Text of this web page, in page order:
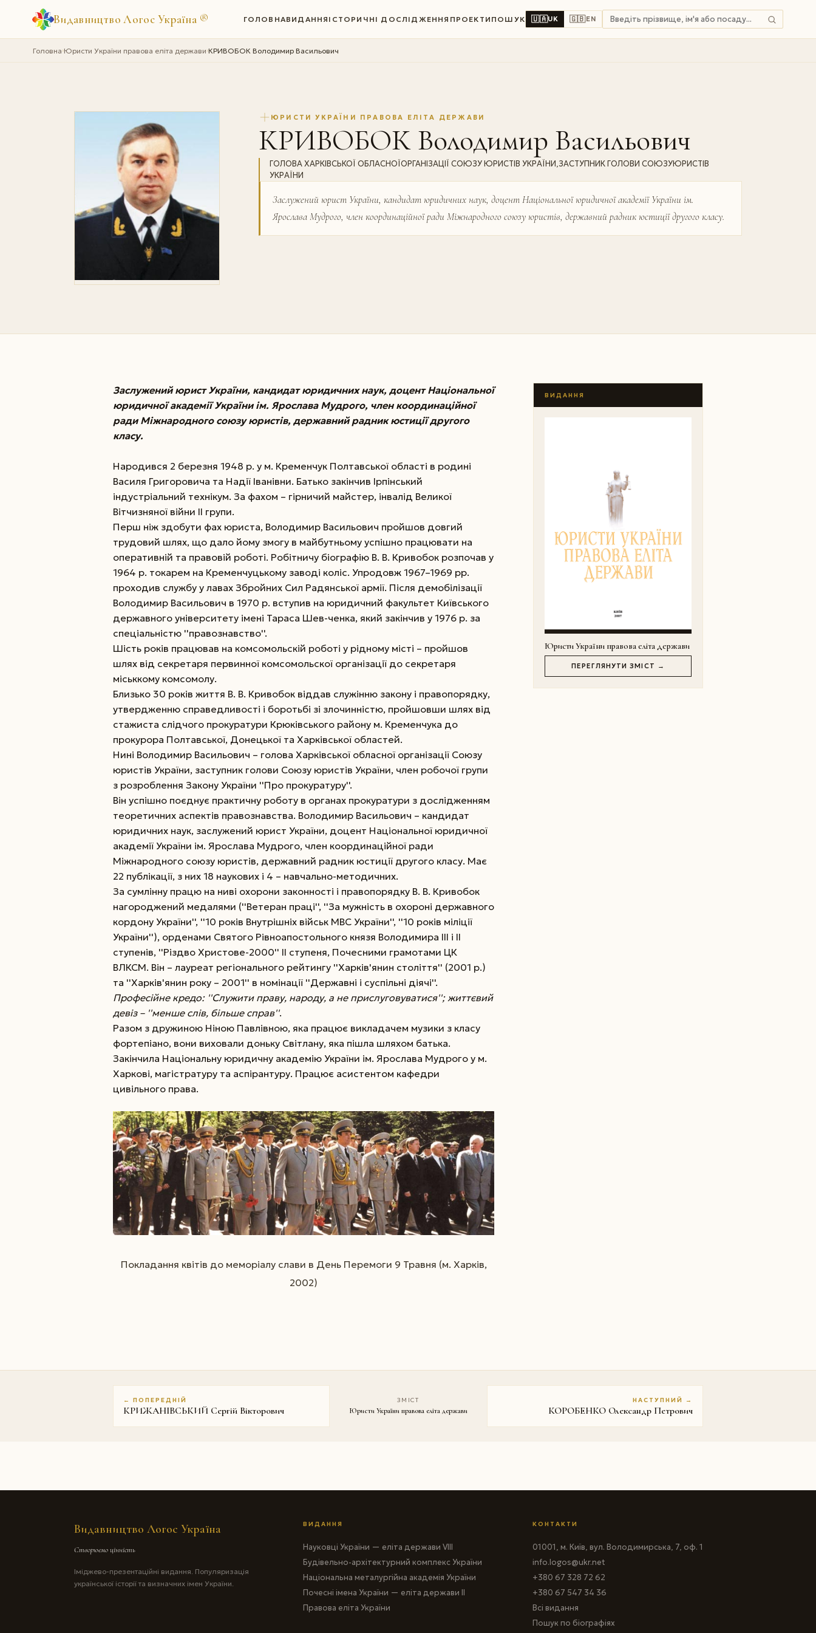
Видавництво Логос Україна ® ГОЛОВНАВИДАННЯ ІСТОРИЧНІ ДОСЛІДЖЕННЯ ПРОЕКТИ ПОШУК 🇺🇦UK 🇬🇧EN
Головна›Юристи України правова еліта держави›КРИВОБОК Володимир Васильович
ЮРИСТИ УКРАЇНИ ПРАВОВА ЕЛІТА ДЕРЖАВИ
КРИВОБОК Володимир Васильович
ГОЛОВА ХАРКІВСЬКОЇ ОБЛАСНОЇОРГАНІЗАЦІЇ СОЮЗУ ЮРИСТІВ УКРАЇНИ,ЗАСТУПНИК ГОЛОВИ СОЮЗУЮРИСТІВ
УКРАЇНИ
Заслужений юрист України, кандидат юридичних наук, доцент Національної юридичної академії України ім.
Ярослава Мудрого, член координаційної ради Міжнародного союзу юристів, державний радник юстиції другого класу.
Заслужений юрист України, кандидат юридичних наук, доцент Національної
юридичної академії України ім. Ярослава Мудрого, член координаційної
ради Міжнародного союзу юристів, державний радник юстиції другого
класу.
Народився 2 березня 1948 р. у м. Кременчук Полтавської області в родині
Василя Григоровича та Надії Іванівни. Батько закінчив Ірпінський
індустріальний технікум. За фахом – гірничий майстер, інвалід Великої
Вітчизняної війни II групи.
Перш ніж здобути фах юриста, Володимир Васильович пройшов довгий
трудовий шлях, що дало йому змогу в майбутньому успішно працювати на
оперативній та правовій роботі. Робітничу біографію В. В. Кривобок розпочав у
1964 р. токарем на Кременчуцькому заводі коліс. Упродовж 1967–1969 рр.
проходив службу у лавах Збройних Сил Радянської армії. Після демобілізації
Володимир Васильович в 1970 р. вступив на юридичний факультет Київського
державного університету імені Тараса Шев-ченка, який закінчив у 1976 р. за
спеціальністю ''правознавство''.
Шість років працював на комсомольскій роботі у рідному місті – пройшов
шлях від секретаря первинної комсомольскої організації до секретаря
міськкому комсомолу.
Близько 30 років життя В. В. Кривобок віддав служінню закону і правопорядку,
утвердженню справедливості і боротьбі зі злочинністю, пройшовши шлях від
стажиста слідчого прокуратури Крюківського району м. Кременчука до
прокурора Полтавської, Донецької та Харківської областей.
Нині Володимир Васильович – голова Харківської обласної організації Союзу
юристів України, заступник голови Союзу юристів України, член робочої групи
з розроблення Закону України ''Про прокуратуру''.
Він успішно поєднує практичну роботу в органах прокуратури з дослідженням
теоретичних аспектів правознавства. Володимир Васильович – кандидат
юридичних наук, заслужений юрист України, доцент Національної юридичної
академії України ім. Ярослава Мудрого, член координаційної ради
Міжнародного союзу юристів, державний радник юстиції другого класу. Має
22 публікації, з них 18 наукових і 4 – навчально-методичних.
За сумлінну працю на ниві охорони законності і правопорядку В. В. Кривобок
нагороджений медалями (''Ветеран праці'', ''За мужність в охороні державного
кордону України'', ''10 років Внутрішніх військ МВС України'', ''10 років міліції
України''), орденами Святого Рівноапостольного князя Володимира III і II
ступенів, ''Різдво Христове-2000'' II ступеня, Почесними грамотами ЦК
ВЛКСМ. Він – лауреат регіонального рейтингу ''Харків'янин століття'' (2001 р.)
та ''Харків'янин року – 2001'' в номінації ''Державні і суспільні діячі''.
Професійне кредо: ''Служити праву, народу, а не прислуговуватися''; життєвий
девіз – ''менше слів, більше справ''.
Разом з дружиною Ніною Павлівною, яка працює викладачем музики з класу
фортепіано, вони виховали доньку Світлану, яка пішла шляхом батька.
Закінчила Національну юридичну академію України ім. Ярослава Мудрого у м.
Харкові, магістратуру та аспірантуру. Працює асистентом кафедри
цивільного права.
Покладання квітів до меморіалу слави в День Перемоги 9 Травня (м. Харків,
2002)
ВИДАННЯ
Юристи України правова еліта держави
ПЕРЕГЛЯНУТИ ЗМІСТ →
← ПОПЕРЕДНІЙ
КРИЖАНІВСЬКИЙ Сергій Вікторович
ЗМІСТ
Юристи України правова еліта держави
НАСТУПНИЙ →
КОРОБЕНКО Олександр Петрович
Видавництво Логос Україна
Створюємо цінність
Іміджево-презентаційні видання. Популяризація
української історії та визначних імен України.
ВИДАННЯ
Науковці України — еліта держави VIII
Будівельно-архітектурний комплекс України
Національна металургійна академія України
Почесні імена України — еліта держави II
Правова еліта України
КОНТАКТИ
01001, м. Київ, вул. Володимирська, 7, оф. 1
info.logos@ukr.net
+380 67 328 72 62
+380 67 547 34 36
Всі видання
Пошук по біографіях